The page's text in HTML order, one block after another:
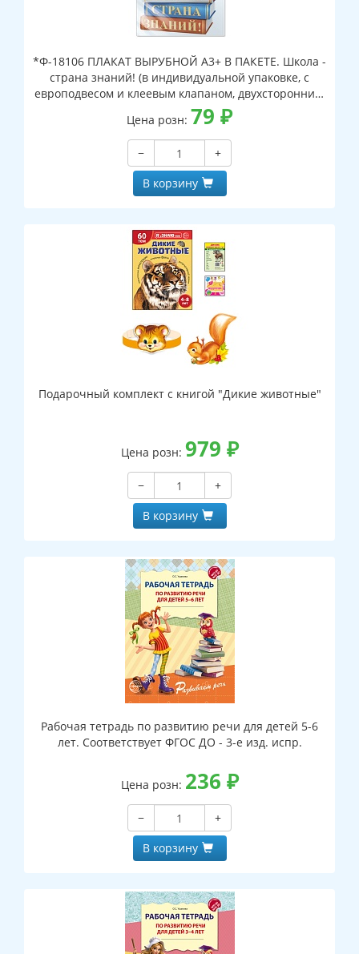
*Ф-18106 ПЛАКАТ ВЫРУБНОЙ А3+ В ПАКЕТЕ. Школа -
страна знаний! (в индивидуальной упаковке, с
европодвесом и клеевым клапаном, двухсторонний,
ВД-лак)
Цена розн: 79 ₽
−
+
В корзину
Подарочный комплект с книгой "Дикие животные"
Цена розн: 979 ₽
−
+
В корзину
Рабочая тетрадь по развитию речи для детей 5-6
лет. Соответствует ФГОС ДО - 3-е изд. испр.
Цена розн: 236 ₽
−
+
В корзину